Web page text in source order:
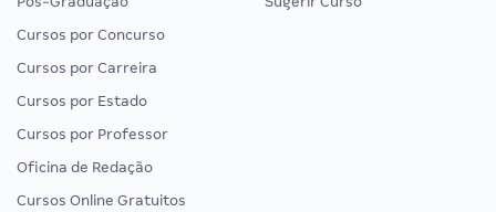
Cursos por Concurso
Cursos por Carreira
Cursos por Estado
Cursos por Professor
Oficina de Redação
Cursos Online Gratuitos